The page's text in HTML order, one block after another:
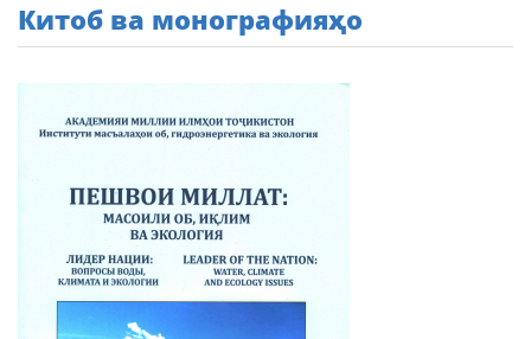
Китоб ва монографияҳо